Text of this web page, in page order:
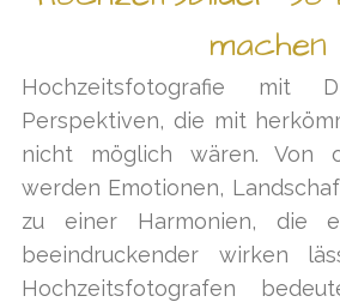
machen
Hochzeitsfotografie mit
Perspektiven, die mit
nicht möglich wären. Von
werden Emotionen,
zu einer Harmonien, die
beeindruckender wirken
Hochzeitsfotografen